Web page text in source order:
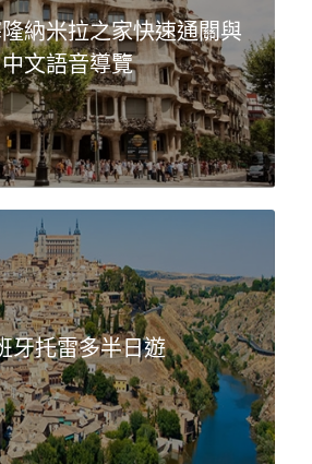
納米拉之家快速通關與
中文語音導覽
牙托雷多半日遊